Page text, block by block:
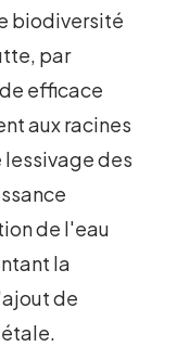
biodiversité
par
efficace
aux racines
lessivage des
de l'eau
la
de